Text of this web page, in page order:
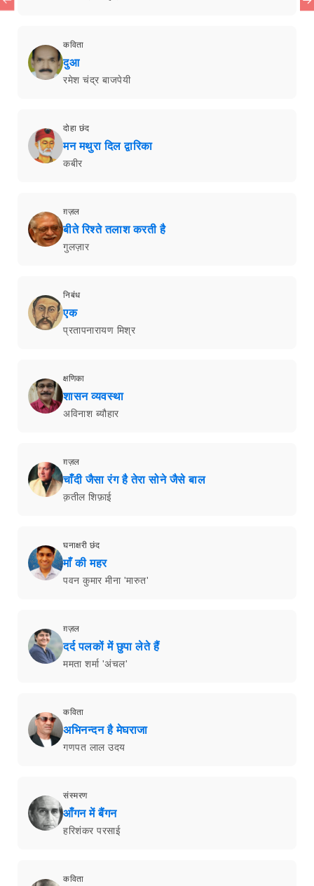
कविता
दुआ
रमेश चंद्र बाजपेयी
दोहा छंद
मन मथुरा दिल द्वारिका
कबीर
ग़ज़ल
बीते रिश्ते तलाश करती है
गुलज़ार
निबंध
एक
प्रतापनारायण मिश्र
क्षणिका
शासन व्यवस्था
अविनाश ब्यौहार
ग़ज़ल
चाँदी जैसा रंग है तेरा सोने जैसे बाल
क़तील शिफ़ाई
घनाक्षरी छंद
माँ की महर
पवन कुमार मीना 'मारुत'
ग़ज़ल
दर्द पलकों में छुपा लेते हैं
ममता शर्मा 'अंचल'
कविता
अभिनन्दन है मेघराजा
गणपत लाल उदय
संस्मरण
आँगन में बैंगन
हरिशंकर परसाई
कविता